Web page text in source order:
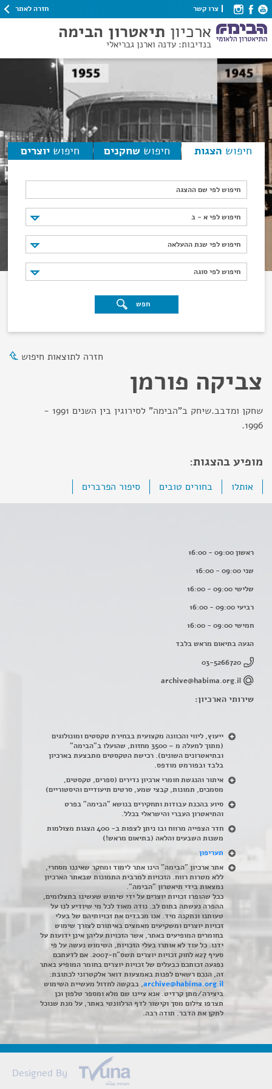
צרו קשר חזרה לאתר
ארכיון תיאטרון הבימה
בנדיבות: עדנה וארנן גבריאלי
חיפוש הצגות חיפוש שחקנים חיפוש יוצרים
חיפוש לפי שם ההצגה
חיפוש לפי א - ב
חיפוש לפי א - ב
חיפוש לפי שנת ההעלאה
חיפוש לפי שנת ההעלאה
חיפוש לפי סוגה
חיפוש לפי סוגה
חפש
חזרה לתוצאות חיפוש
צביקה פורמן
שחקן ומדבב.שיחק ב"הבימה" לסירוגין בין השנים 1991 -
1996.
מופיע בהצגות:
אותלו בחורים טובים סיפור הפרברים
ראשון 09:00 - 16:00
שני 09:00 - 16:00
שלישי 09:00 - 16:00
רביעי 09:00 - 16:00
חמישי 09:00 - 16:00
הגעה בתיאום מראש בלבד
03-5266720
archive@habima.org.il
שירותי הארכיון:
ייעוץ, ליווי והכוונה מקצועית בבחירת טקסטים ומונולוגים
(מתוך למעלה מ – 3500 מחזות, שהועלו ב"הבימה"
ובתיאטרונים השונים). רכישת הטקסטים מתבצעת בארכיון
בלבד ובפורמט מודפס.
איתור והנגשת חומרי ארכיון נדירים (ספרים, טקסטים,
מסמכים, תמונות, קבצי שמע, סרטים תיעודיים והיסטוריים)
סיוע בהכנת עבודות ותחקירים בנושא "הבימה" בפרט
והתיאטרון העברי והישראלי בכלל.
חדר הצפייה מרווח ובו ניתן לצפות ב- 400 הצגות מצולמות
משנות השבעים והלאה (בתיאום מראש!)
תעריפון
אתר ארכיון "הבימה" הינו אתר לימוד ומחקר שאיננו מסחרי,
ללא מטרות רווח. הזכויות למרבית התמונות שבאתר הארכיון
נמצאות בידי תיאטרון "הבימה".
ככל שהופרו זכויות יוצרים על ידי שימוש שעשינו בתצלומים,
ההפרה נעשתה בתום לב. נודה מאוד לכל מי שיודיע לנו על
טעותנו ונתקנה מיד. אנו מכבדים את זכויותיהם של בעלי
זכויות יוצרים ומשקיעים מאמצים באיתורם לצורך שימוש
בחומרים המופיעים באתר, אשר הזכויות עליהן אינן ידועות על
ידנו. כל עוד לא אותרו בעלי הזכויות, השימוש נעשה על פי
סעיף 27א לחוק זכויות יוצרים תשס"ח-2007. אם לדעתכם
נפגעה זכותכם כבעלים של זכויות יוצרים בחומר המופיע באתר
זה, הנכם רשאים לפנות באמצעות דואר אלקטרוני לכתובת:
archive@habima.org.il, בבקשה לחדול מעשיית השימוש
ביצירה/מתן קרדיט. אנא ציינו שם מלא ומספר טלפון וכן
תצרפו צילום מסך וקישור לדף הרלוונטי באתר, על מנת שנוכל
לתקן את הדבר. תודה רבה.
Designed By